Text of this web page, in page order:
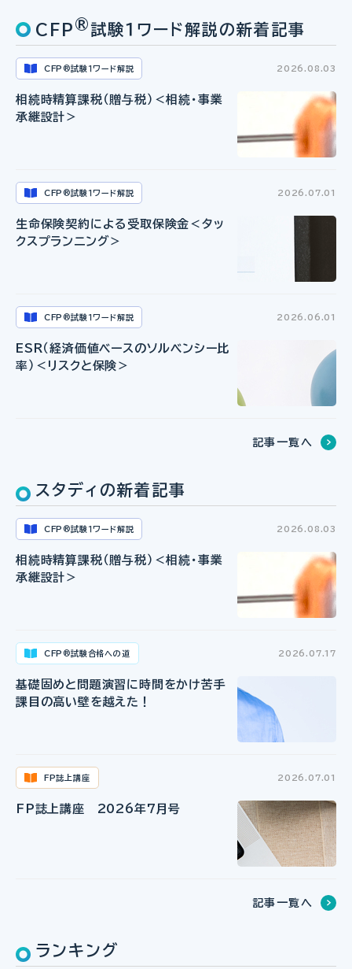
CFP ® 試験１ワード解説の新着記事
CFP ®試験１ワード解説 2026.08.03
相続時精算課税（贈与税）＜相続・事業
承継設計＞
CFP ®試験１ワード解説 2026.07.01
生命保険契約による受取保険金＜タッ
クスプランニング＞
CFP ®試験１ワード解説 2026.06.01
ESR（経済価値ベースのソルベンシー比
率）＜リスクと保険＞
記事一覧へ
スタディの新着記事
CFP ®試験１ワード解説 2026.08.03
相続時精算課税（贈与税）＜相続・事業
承継設計＞
CFP ®試験合格への道 2026.07.17
基礎固めと問題演習に時間をかけ苦手
課目の高い壁を越えた！
FP誌上講座 2026.07.01
FP誌上講座 2026年7月号
記事一覧へ
ランキング